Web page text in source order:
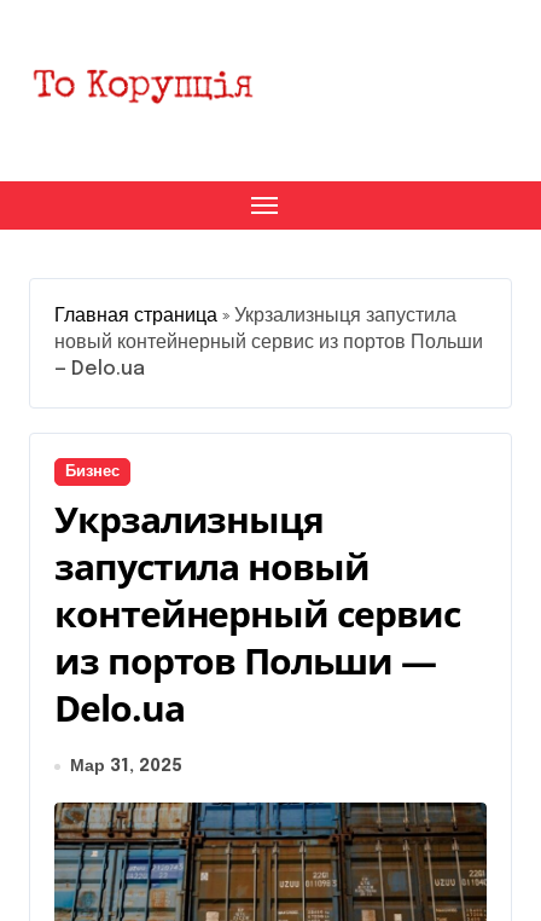
содержанию
Главная страница » Укрзализныця запустила
новый контейнерный сервис из портов Польши
— Delo.ua
Бизнес
Укрзализныця
запустила новый
контейнерный сервис
из портов Польши —
Delo.ua
Мар 31, 2025